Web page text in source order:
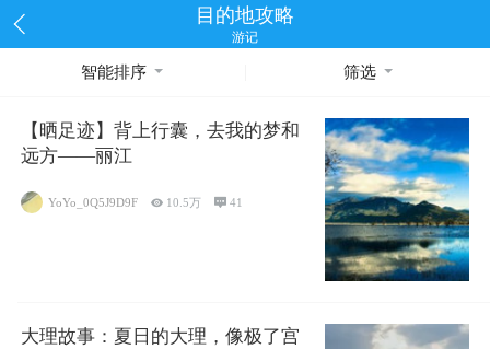
目的地攻略
游记
智能排序 筛选
【晒足迹】背上行囊，去我的梦和
远方——丽江
YoYo_0Q5J9D9F  10.5万 41
大理故事：夏日的大理，像极了宫